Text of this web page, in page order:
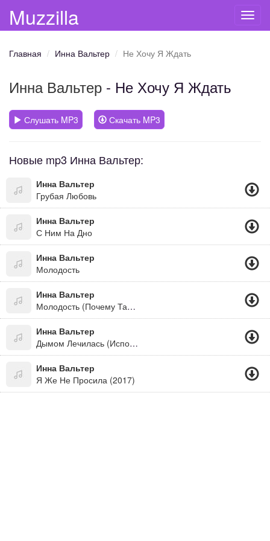
Muzzilla
Главная Инна Вальтер Не Хочу Я Ждать
Инна Вальтер - Не Хочу Я Ждать
Слушать MP3 Скачать MP3
Новые mp3 Инна Вальтер:
Инна Вальтер
Грубая Любовь
Инна Вальтер
С Ним На Дно
Инна Вальтер
Молодость
Инна Вальтер
Молодость (Почему Такая Глупая Молодость)
Инна Вальтер
Дымом Лечилась (Исповедь Хулиганки) 2018
Инна Вальтер
Я Же Не Просила (2017)